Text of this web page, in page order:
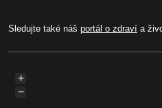
Sledujte také náš portál o zdraví a
+
−